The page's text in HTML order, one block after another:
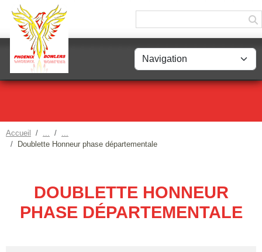
Accueil
Doublette Honneur phase départementale
DOUBLETTE HONNEUR
PHASE DÉPARTEMENTALE
Panneau de gestion des cookies